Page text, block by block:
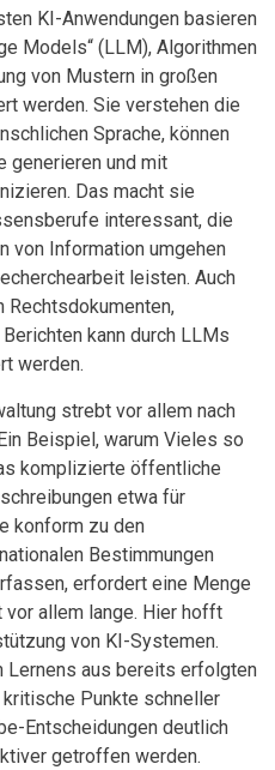
KI-Anwendungen basieren
Models“ (LLM), Algorithmen
von Mustern in großen
werden. Sie verstehen die
Sprache, können
generieren und mit
Das macht sie
interessant, die
von Information umgehen
leisten. Auch
Rechtsdokumenten,
kann durch LLMs
werden.
strebt vor allem nach
Beispiel, warum Vieles so
komplizierte öffentliche
etwa für
konform zu den
Bestimmungen
erfordert eine Menge
vor allem lange. Hier hofft
von KI-Systemen.
Lernens aus bereits erfolgten
Punkte schneller
Entscheidungen deutlich
getroffen werden.